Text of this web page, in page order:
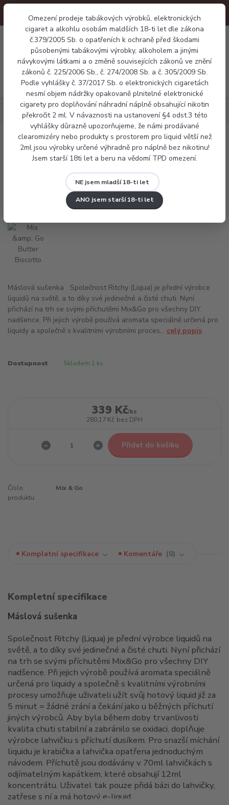
Omezení prodeje tabákových výrobků, elektronických
cigaret a alkohlu osobám maldších 18-ti let dle zákona
č.379/2005 Sb. o opatřeních k ochraně před škodami
působenými tabákovými výrobky, alkoholem a jinými
návykovými látkami a o změně souvisejících zákonů ve znění
zákonů č. 225/2006 Sb., č. 274/2008 Sb. a č. 305/2009 Sb.
Podle vyhlášky č. 37/2017 Sb. o elektronických cigaretách
nesmí objem nádržky opakovaně plnitelné elektronické
cigarety pro doplňování náhradní náplně obsahující nikotin
překročit 2 ml. V návaznosti na ustanovení §4 odst.3 této
vyhlášky důrazně upozorňujeme, že námi prodávané
clearomizéry nebo produkty s prostorem pro liquid větší než
2ml jsou výrobky určené výhradně pro náplně bez nikotinu!
Jsem starší 18ti let a beru na vědomí TPD omezení.
NE jsem mladší 18-ti let
ANO jsem starší 18-ti let
Menu
0 Kč
Náplně Mix & Go Butter Biscotto 12ml (máslová sušenka)
Mix & Go Butter Biscotto 12ml
(máslová sušenka)
Máslová sušenka Společnost Ritchy (Liqua) je přední výrobce
liquidů na světě, a to díky své jedinečné a čisté chuti. Nyní
přichází na trh se svými příchutěmi Mix&Go pro všechny DIY
nadšence. Při jejich výrobě používá aromata speciálně určená pro
liquidy a společně s kvalitními výrobními proces... celý popis
Dostupnost Skladem 1 ks
339 Kč/ks
280,17 Kč bez DPH
Přidat do košíku
Číslo
produktu:
Mix & Go
Kompletní specifikace Komentáře 0
Kompletní specifikace
Máslová sušenka
Společnost Ritchy (Liqua) je přední výrobce liquidů na
světě, a to díky své jedinečné a čisté chuti. Nyní přichází
na trh se svými příchutěmi Mix&Go pro všechny DIY
nadšence. Při jejich výrobě používá aromata speciálně
určená pro liquidy a společně s kvalitními výrobními
procesy umožňuje uživateli užít svůj hotový liquid již za
5 minut = žádné zrání a čekání jako u běžných příchutí
jiných výrobců. Aby byla během doby trvanlivosti
kvalita chuti stabilní a zabránilo se oxidaci, doplňuje
výrobce lahvičku s příchutí dusíkem. Pro snazší míchání
liquidu je krabička a lahvička opatřena jednoduchým
návodem. Příchutě jsou dodávány v 70ml lahvičkách s
odjímatelným kapátkem, které obsahují 12ml
koncentrátu. Uživatel tak pouze přidá bázi do lahvičky,
zatřese s ní a má hotový e-liquid.